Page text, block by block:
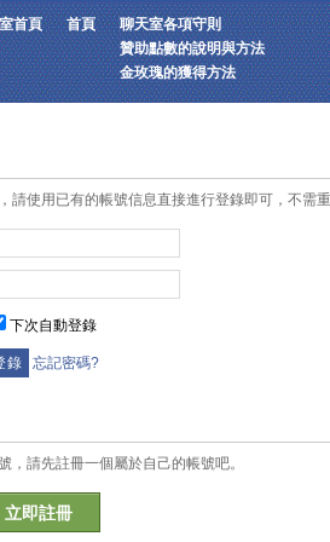
首頁 首頁
聊天室各項守則
贊助點數的說明與方法
金玫瑰的獲得方法
請使用已有的帳號信息直接進行登錄即可，不需
下次自動登錄
忘記密碼?
，請先註冊一個屬於自己的帳號吧。
立即註冊